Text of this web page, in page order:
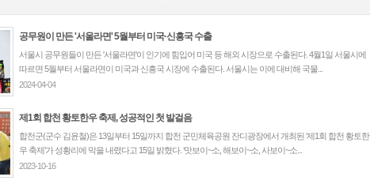
공무원이 만든 '서울라면' 5월부터 미국·신흥국 수출
서울시 공무원들이 만든 '서울라면'이 인기에 힘입어 미국 등 해외 시장으로 수출된다. 4월1일 서울시에
따르면 5월부터 서울라면이 미국과 신흥국 시장에 수출된다. 서울시는 이에 대비해 국물...
2024-04-04
제1회 합천 황토한우 축제, 성공적인 첫 발걸음
합천군(군수 김윤철)은 13일부터 15일까지 합천 군민체육공원 잔디광장에서 개최된 ‘제1회 합천 황토한
우 축제’가 성황리에 막을 내렸다고 15일 밝혔다. ‘맛보이~소, 해보이~소, 사보이~소...
2023-10-16